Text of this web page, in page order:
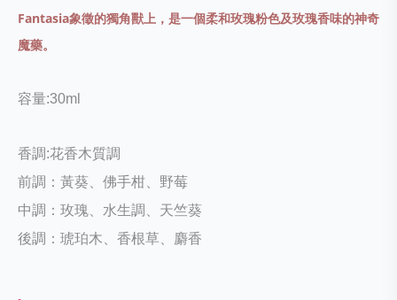
Fantasia象徵的獨角獸上，是一個柔和玫瑰粉色及玫瑰香味的神奇
魔藥。
容量:30ml
香調:花香木質調
前調：黃葵、佛手柑、野莓
中調：玫瑰、水生調、天竺葵
後調：琥珀木、香根草、麝香